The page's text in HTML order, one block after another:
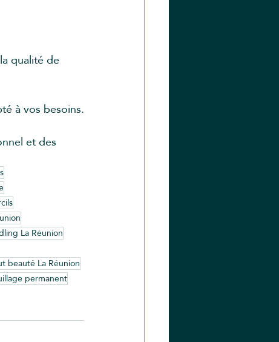
qualité de
à vos besoins.
et des
La Réunion
beauté La Réunion
permanent